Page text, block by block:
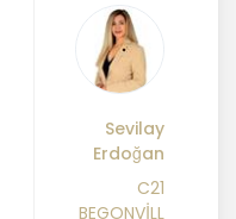
Sevilay
Erdoğan
C21
BEGONVİLL